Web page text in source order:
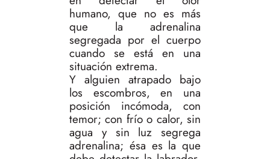
humano, que no es más
que la adrenalina
segregada por el cuerpo
cuando se está en una
situación extrema.
Y alguien atrapado bajo
los escombros, en una
posición incómoda, con
temor; con frío o calor, sin
agua y sin luz segrega
adrenalina; ésa es la que